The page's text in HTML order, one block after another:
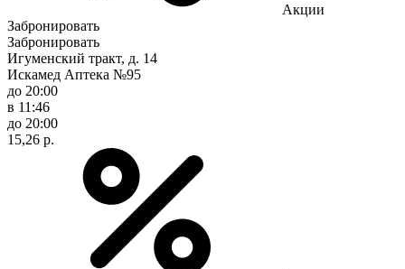
Акции
Забронировать
Забронировать
Игуменский тракт, д. 14
Искамед Аптека №95
до 20:00
в 11:46
до 20:00
15,26 р.